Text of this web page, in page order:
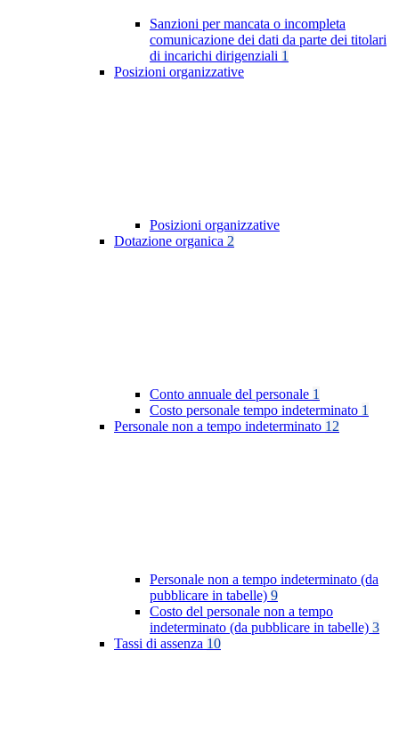
Sanzioni per mancata o incompleta
comunicazione dei dati da parte dei titolari
di incarichi dirigenziali 1
Posizioni organizzative
Posizioni organizzative
Dotazione organica 2
Conto annuale del personale 1
Costo personale tempo indeterminato 1
Personale non a tempo indeterminato 12
Personale non a tempo indeterminato (da
pubblicare in tabelle) 9
Costo del personale non a tempo
indeterminato (da pubblicare in tabelle) 3
Tassi di assenza 10